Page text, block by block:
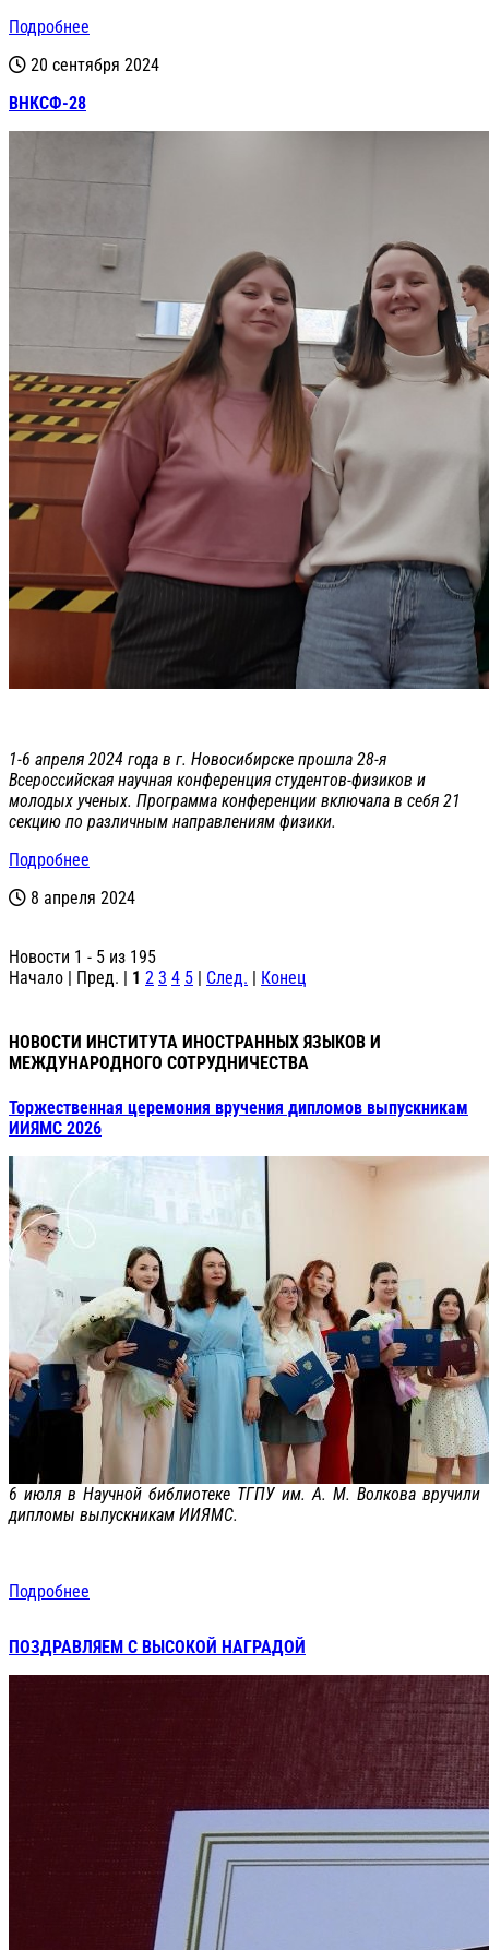
Подробнее
20 сентября 2024
ВНКСФ-28
1-6 апреля 2024 года в г. Новосибирске прошла 28-я
Всероссийская научная конференция студентов-физиков и
молодых ученых. Программа конференции включала в себя 21
секцию по различным направлениям физики.
Подробнее
8 апреля 2024
Новости 1 - 5 из 195
Начало | Пред. | 1 2 3 4 5 | След. | Конец
НОВОСТИ ИНСТИТУТА ИНОСТРАННЫХ ЯЗЫКОВ И
МЕЖДУНАРОДНОГО СОТРУДНИЧЕСТВА
Торжественная церемония вручения дипломов выпускникам
ИИЯМС 2026
6 июля в Научной библиотеке ТГПУ им. А. М. Волкова вручили
дипломы выпускникам ИИЯМС.
Подробнее
ПОЗДРАВЛЯЕМ С ВЫСОКОЙ НАГРАДОЙ